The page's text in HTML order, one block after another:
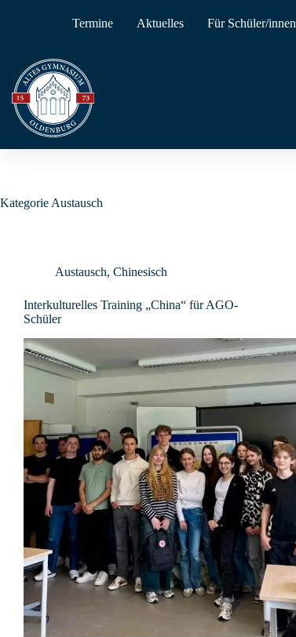
Termine Aktuelles Für Schüler/innen
Kategorie Austausch
Austausch, Chinesisch
Interkulturelles Training „China“ für AGO-
Schüler